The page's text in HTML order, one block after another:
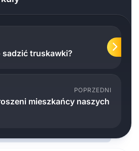
sadzić truskawki?
POPRZEDNI
mieszkańcy naszych